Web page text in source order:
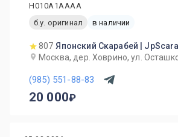
H010A1AAAA
б.у. оригинал
в наличии
807 Японский Скарабей |
Москва, дер. Ховрино, ул.
(985) 551-88-83
20 000